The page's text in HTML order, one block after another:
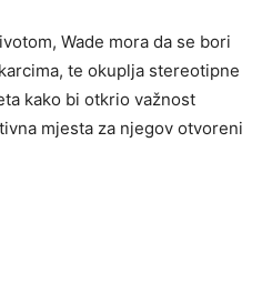
Wade mora da se bori
te okuplja stereotipne
kako bi otkrio važnost
mjesta za njegov otvoreni